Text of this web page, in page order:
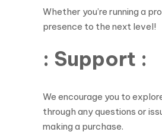
Whether you’re running a
presence to the next level!
: Support :
We encourage you to
through any questions or
making a purchase.